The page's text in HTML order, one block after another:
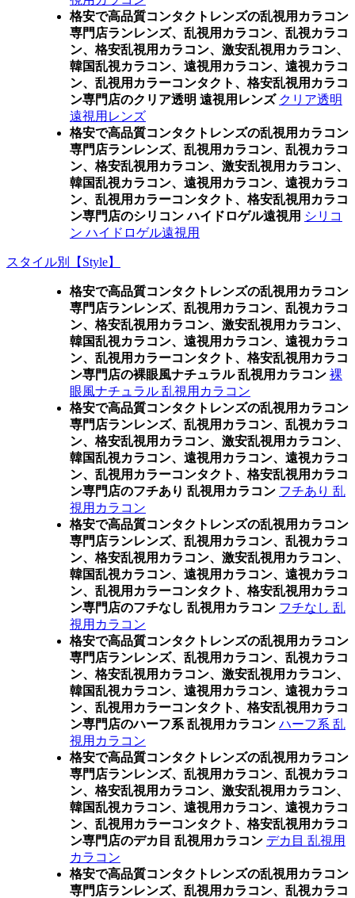
格安で高品質コンタクトレンズの乱視用カラコン
専門店ランレンズ、乱視用カラコン、乱視カラコ
ン、格安乱視用カラコン、激安乱視用カラコン、
韓国乱視カラコン、遠視用カラコン、遠視カラコ
ン、乱視用カラーコンタクト、格安乱視用カラコ
ン専門店のクリア透明 遠視用レンズ クリア透明
遠視用レンズ
格安で高品質コンタクトレンズの乱視用カラコン
専門店ランレンズ、乱視用カラコン、乱視カラコ
ン、格安乱視用カラコン、激安乱視用カラコン、
韓国乱視カラコン、遠視用カラコン、遠視カラコ
ン、乱視用カラーコンタクト、格安乱視用カラコ
ン専門店のシリコン ハイドロゲル遠視用 シリコ
ン ハイドロゲル遠視用
スタイル別【Style】
格安で高品質コンタクトレンズの乱視用カラコン
専門店ランレンズ、乱視用カラコン、乱視カラコ
ン、格安乱視用カラコン、激安乱視用カラコン、
韓国乱視カラコン、遠視用カラコン、遠視カラコ
ン、乱視用カラーコンタクト、格安乱視用カラコ
ン専門店の裸眼風ナチュラル 乱視用カラコン 裸
眼風ナチュラル 乱視用カラコン
格安で高品質コンタクトレンズの乱視用カラコン
専門店ランレンズ、乱視用カラコン、乱視カラコ
ン、格安乱視用カラコン、激安乱視用カラコン、
韓国乱視カラコン、遠視用カラコン、遠視カラコ
ン、乱視用カラーコンタクト、格安乱視用カラコ
ン専門店のフチあり 乱視用カラコン フチあり 乱
視用カラコン
格安で高品質コンタクトレンズの乱視用カラコン
専門店ランレンズ、乱視用カラコン、乱視カラコ
ン、格安乱視用カラコン、激安乱視用カラコン、
韓国乱視カラコン、遠視用カラコン、遠視カラコ
ン、乱視用カラーコンタクト、格安乱視用カラコ
ン専門店のフチなし 乱視用カラコン フチなし 乱
視用カラコン
格安で高品質コンタクトレンズの乱視用カラコン
専門店ランレンズ、乱視用カラコン、乱視カラコ
ン、格安乱視用カラコン、激安乱視用カラコン、
韓国乱視カラコン、遠視用カラコン、遠視カラコ
ン、乱視用カラーコンタクト、格安乱視用カラコ
ン専門店のハーフ系 乱視用カラコン ハーフ系 乱
視用カラコン
格安で高品質コンタクトレンズの乱視用カラコン
専門店ランレンズ、乱視用カラコン、乱視カラコ
ン、格安乱視用カラコン、激安乱視用カラコン、
韓国乱視カラコン、遠視用カラコン、遠視カラコ
ン、乱視用カラーコンタクト、格安乱視用カラコ
ン専門店のデカ目 乱視用カラコン デカ目 乱視用
カラコン
格安で高品質コンタクトレンズの乱視用カラコン
専門店ランレンズ、乱視用カラコン、乱視カラコ